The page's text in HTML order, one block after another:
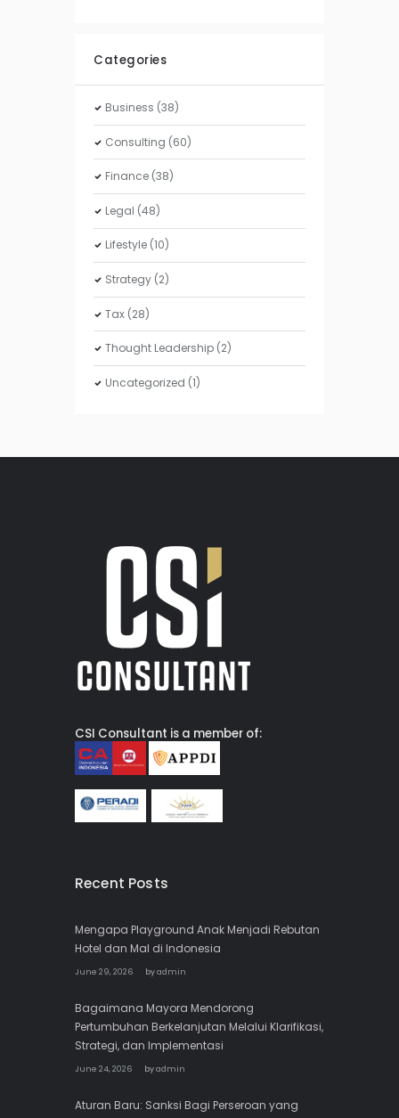
Categories
Business (38)
Consulting (60)
Finance (38)
Legal (48)
Lifestyle (10)
Strategy (2)
Tax (28)
Thought Leadership (2)
Uncategorized (1)
CSI Consultant is a member of:
Recent Posts
Mengapa Playground Anak Menjadi Rebutan
Hotel dan Mal di Indonesia
June 29, 2026 byadmin
Bagaimana Mayora Mendorong
Pertumbuhan Berkelanjutan Melalui Klarifikasi,
Strategi, dan Implementasi
June 24, 2026 byadmin
Aturan Baru: Sanksi Bagi Perseroan yang